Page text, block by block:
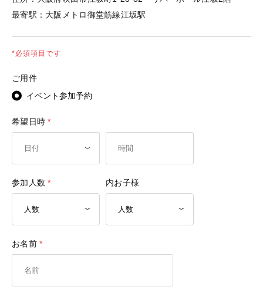
最寄駅： 大阪メトロ御堂筋線江坂駅
*必須項目です
ご用件
イベント参加予約
希望日時
参加人数 内お子様
お名前